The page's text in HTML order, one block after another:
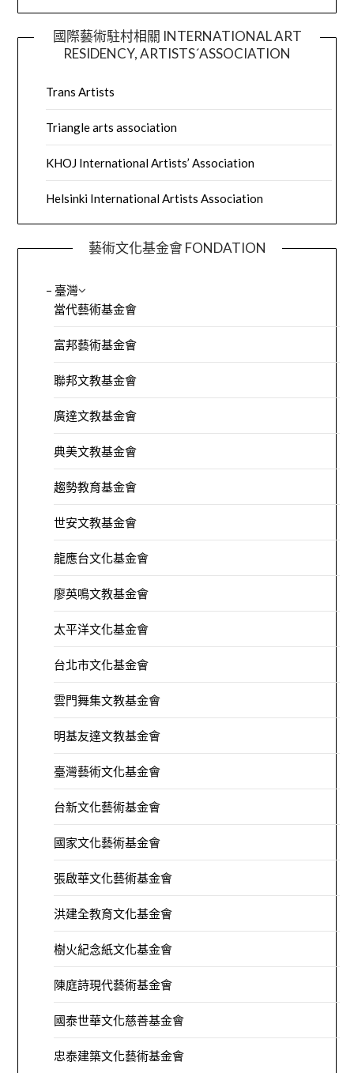
國際藝術駐村相關 INTERNATIONAL ART
RESIDENCY, ARTISTS´ASSOCIATION
Trans Artists
Triangle arts association
KHOJ International Artists’ Association
Helsinki International Artists Association
藝術文化基金會 FONDATION
– 臺灣
當代藝術基金會
富邦藝術基金會
聯邦文教基金會
廣達文教基金會
典美文教基金會
趨勢教育基金會
世安文教基金會
龍應台文化基金會
廖英鳴文教基金會
太平洋文化基金會
台北市文化基金會
雲門舞集文教基金會
明基友達文教基金會
臺灣藝術文化基金會
台新文化藝術基金會
國家文化藝術基金會
張啟華文化藝術基金會
洪建全教育文化基金會
樹火紀念紙文化基金會
陳庭詩現代藝術基金會
國泰世華文化慈善基金會
忠泰建築文化藝術基金會